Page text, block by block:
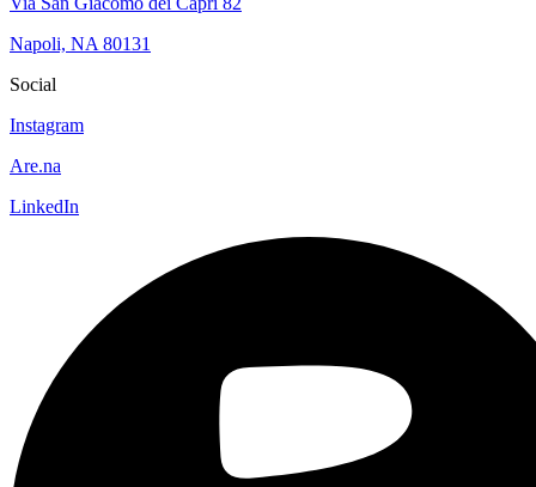
Napoli, NA 80131
Social
Instagram
Are.na
LinkedIn